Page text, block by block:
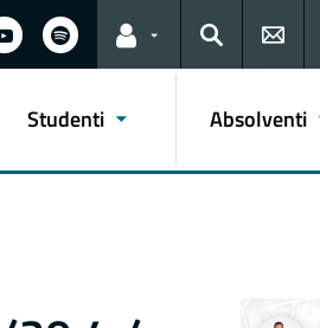
Odkazy pro uživatele
Hledat
Studenti Absolventi